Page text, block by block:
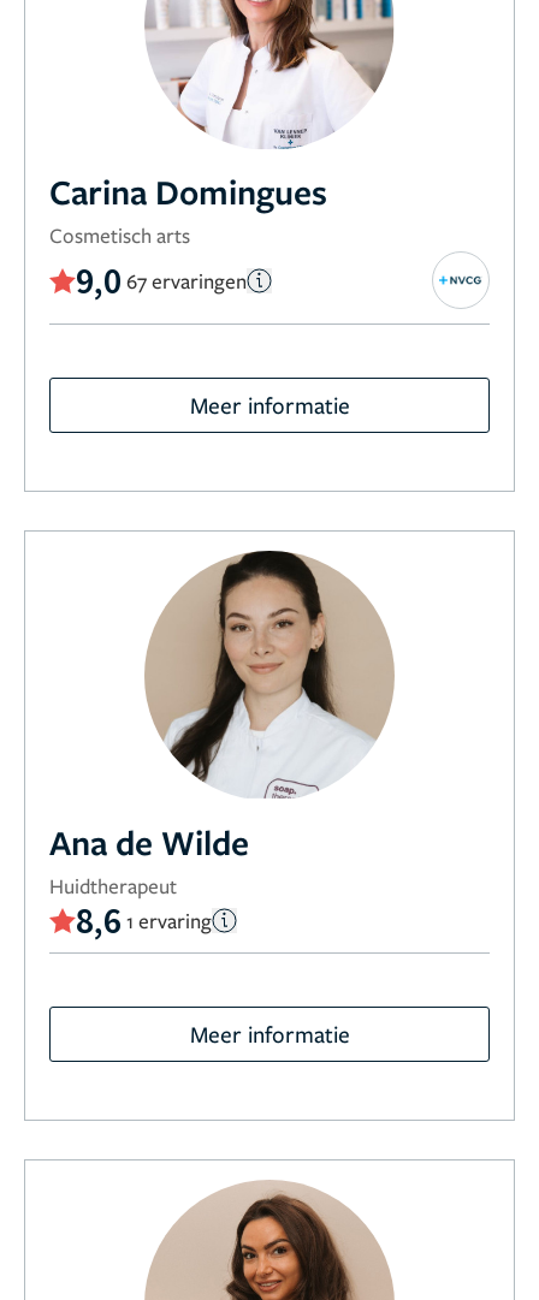
Carina Domingues
Cosmetisch arts
9,0 67 ervaringen
Meer informatie
Ana de Wilde
Huidtherapeut
8,6 1 ervaring
Meer informatie